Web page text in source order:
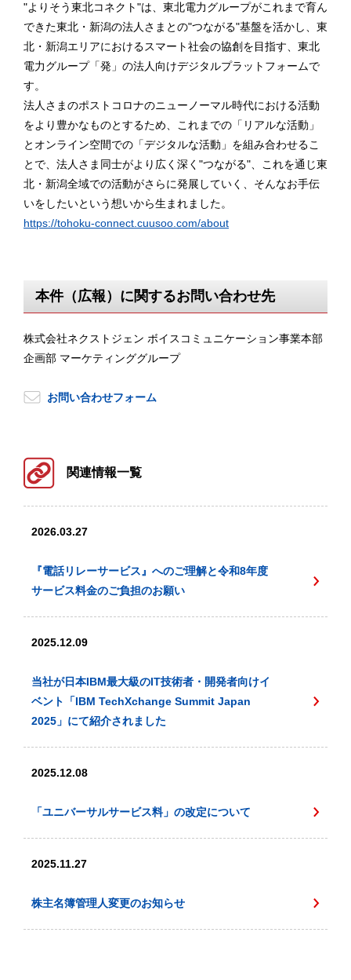
"よりそう東北コネクト"は、東北電力グループがこれまで育ん
できた東北・新潟の法人さまとの"つながる"基盤を活かし、東
北・新潟エリアにおけるスマート社会の協創を目指す、東北
電力グループ「発」の法人向けデジタルプラットフォームで
す。
法人さまのポストコロナのニューノーマル時代における活動
をより豊かなものとするため、これまでの「リアルな活動」
とオンライン空間での「デジタルな活動」を組み合わせるこ
とで、法人さま同士がより広く深く"つながる"、これを通じ東
北・新潟全域での活動がさらに発展していく、そんなお手伝
いをしたいという想いから生まれました。
https://tohoku-connect.cuusoo.com/about
本件（広報）に関するお問い合わせ先
株式会社ネクストジェン ボイスコミュニケーション事業本部
企画部 マーケティンググループ
お問い合わせフォーム
関連情報一覧
2026.03.27
『電話リレーサービス』へのご理解と令和8年度
サービス料金のご負担のお願い
2025.12.09
当社が日本IBM最大級のIT技術者・開発者向けイ
ベント「IBM TechXchange Summit Japan
2025」にて紹介されました
2025.12.08
「ユニバーサルサービス料」の改定について
2025.11.27
株主名簿管理人変更のお知らせ